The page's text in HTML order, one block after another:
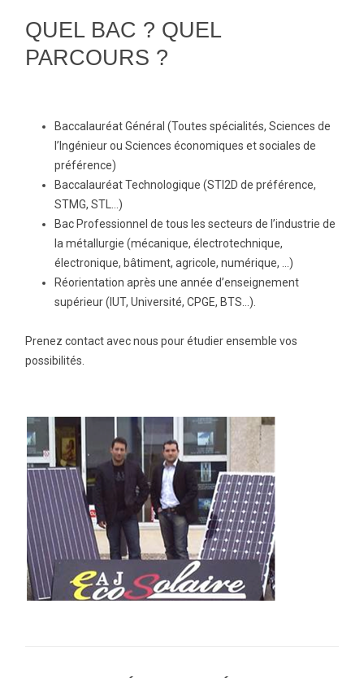
QUEL BAC ? QUEL
PARCOURS ?
Baccalauréat Général (Toutes spécialités, Sciences de
l’Ingénieur ou Sciences économiques et sociales de
préférence)
Baccalauréat Technologique (STI2D de préférence,
STMG, STL…)
Bac Professionnel de tous les secteurs de l’industrie de
la métallurgie (mécanique, électrotechnique,
électronique, bâtiment, agricole, numérique, …)
Réorientation après une année d’enseignement
supérieur (IUT, Université, CPGE, BTS…).
Prenez contact avec nous pour étudier ensemble vos
possibilités.